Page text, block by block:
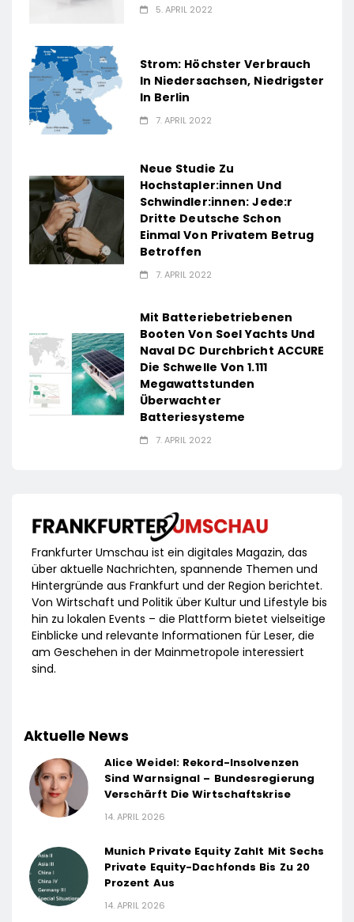
5. APRIL 2022
Strom: Höchster Verbrauch
In Niedersachsen, Niedrigster
In Berlin
7. APRIL 2022
Neue Studie Zu
Hochstapler:innen Und
Schwindler:innen: Jede:r
Dritte Deutsche Schon
Einmal Von Privatem Betrug
Betroffen
7. APRIL 2022
Mit Batteriebetriebenen
Booten Von Soel Yachts Und
Naval DC Durchbricht ACCURE
Die Schwelle Von 1.111
Megawattstunden
Überwachter
Batteriesysteme
7. APRIL 2022
Frankfurter Umschau ist ein digitales Magazin, das
über aktuelle Nachrichten, spannende Themen und
Hintergründe aus Frankfurt und der Region berichtet.
Von Wirtschaft und Politik über Kultur und Lifestyle bis
hin zu lokalen Events – die Plattform bietet vielseitige
Einblicke und relevante Informationen für Leser, die
am Geschehen in der Mainmetropole interessiert
sind.
Aktuelle News
Alice Weidel: Rekord-Insolvenzen
Sind Warnsignal – Bundesregierung
Verschärft Die Wirtschaftskrise
14. APRIL 2026
Munich Private Equity Zahlt Mit Sechs
Private Equity-Dachfonds Bis Zu 20
Prozent Aus
14. APRIL 2026